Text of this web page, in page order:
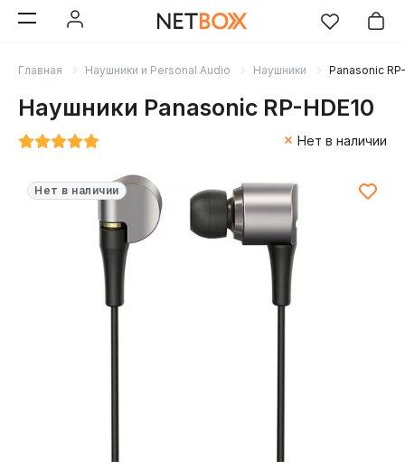
Главная Наушники и Personal Audio Наушники Panasonic
Наушники Panasonic RP-HDE10
Нет в наличии
Нет в наличии